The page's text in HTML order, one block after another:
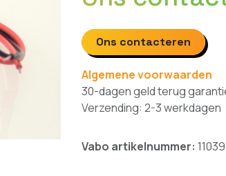
Ons contacteren
Algemene voorwaarden
30-dagen geld terug
Verzending: 2-3 werkdagen
Vabo artikelnummer: 11039